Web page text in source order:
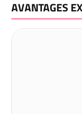
AVANTAGES